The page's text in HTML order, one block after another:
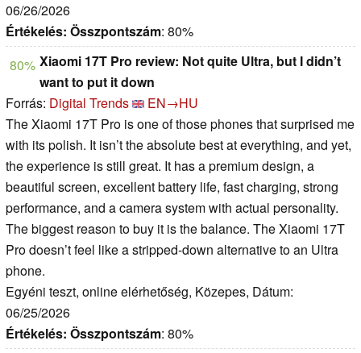
06/26/2026
Értékelés: Összpontszám: 80%
80% Xiaomi 17T Pro review: Not quite Ultra, but I didn’t
want to put it down
Forrás: Digital Trends
EN→HU
The Xiaomi 17T Pro is one of those phones that surprised me
with its polish. It isn’t the absolute best at everything, and yet,
the experience is still great. It has a premium design, a
beautiful screen, excellent battery life, fast charging, strong
performance, and a camera system with actual personality.
The biggest reason to buy it is the balance. The Xiaomi 17T
Pro doesn’t feel like a stripped-down alternative to an Ultra
phone.
Egyéni teszt, online elérhetőség, Közepes, Dátum:
06/25/2026
Értékelés: Összpontszám: 80%